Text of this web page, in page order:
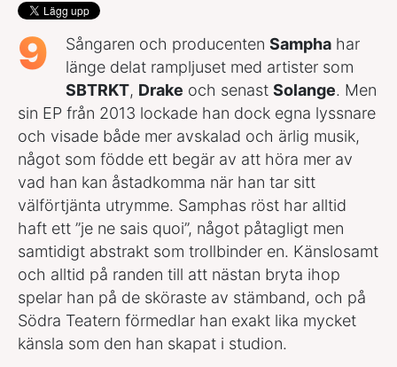
9 Sångaren och producenten Sampha har
länge delat rampljuset med artister som
SBTRKT, Drake och senast Solange. Men
sin EP från 2013 lockade han dock egna lyssnare
och visade både mer avskalad och ärlig musik,
något som födde ett begär av att höra mer av
vad han kan åstadkomma när han tar sitt
välförtjänta utrymme. Samphas röst har alltid
haft ett ”je ne sais quoi”, något påtagligt men
samtidigt abstrakt som trollbinder en. Känslosamt
och alltid på randen till att nästan bryta ihop
spelar han på de sköraste av stämband, och på
Södra Teatern förmedlar han exakt lika mycket
känsla som den han skapat i studion.